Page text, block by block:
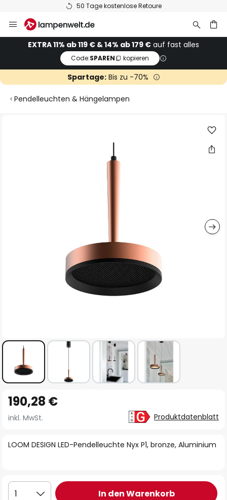
50 Tage kostenlose Retoure
Inhalt
springenEXTRA 11% ab 119 € & 14% ab 179 € auf fast alles
Code:SPAREN kopieren
Spartage:Bis zu -70%
Pendelleuchten & Hängelampen
Anfang
der
springen
LOOM DESIGN LED-Pendelleuchte Nyx P1, bronze, Aluminium
190,28 €
inkl. MwSt. Produktdatenblatt
1 In den Warenkorb